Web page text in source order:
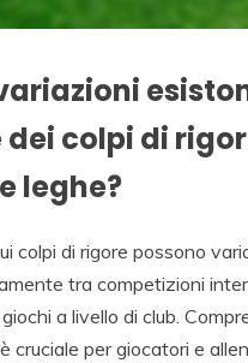
dei colpi di
leghe?
colpi di rigore possono
tra competizioni
a livello di club.
cruciale per giocatori e